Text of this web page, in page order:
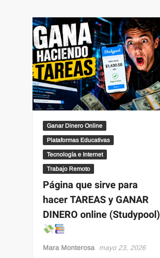
Ganar Dinero Online
Plataformas Educativas
Tecnología e Internet
Trabajo Remoto
Página que sirve para
hacer TAREAS y GANAR
DINERO online (Studypool)
Mara Monterosa mayo 23, 2026